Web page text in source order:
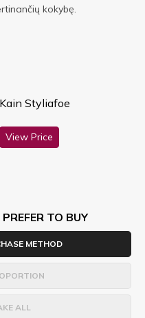
kokybę.
Kain Styliafoe
View Price
TO BUY
METHOD
ALL